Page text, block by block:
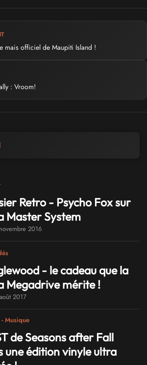
mais officiel de Maupiti Island !
: Vroom!
Retro - Psycho Fox sur
Master System
2016
- le cadeau que la
Megadrive mérite !
2017
Musique
de Seasons after Fall
une édition vinyle ultra